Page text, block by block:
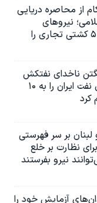
از محاصره دریایی
نیروهای
آمریکایی مسیر ۵۱ کشتی تجاری را
ناخدای نفتکش
ناقض تحریم‌های نفت ایران را به ۱۰
کرد
لبنان بر سر فهرستی
نظارت بر خلع
نیرو بفرستند
آزمایش خود را